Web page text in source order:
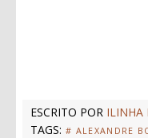
ESCRITO POR ILINHA
TAGS: # ALEXANDRE